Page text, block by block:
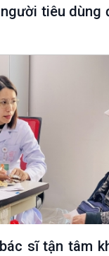
tiêu dùng
sĩ tận tâm